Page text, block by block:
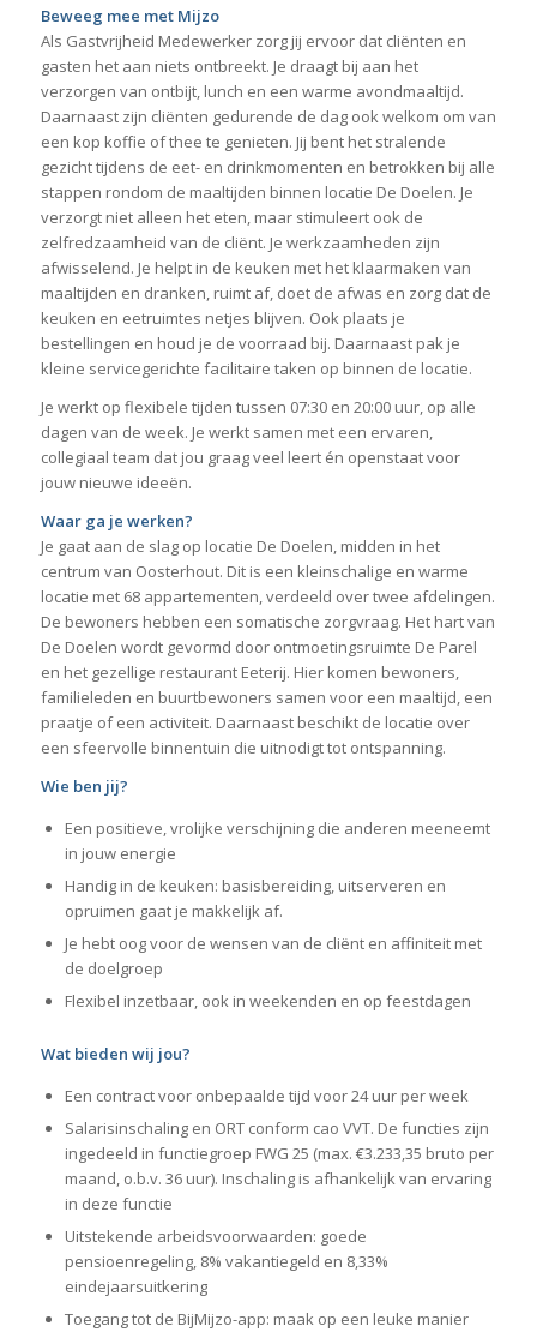
Beweeg mee met Mijzo
Als Gastvrijheid Medewerker zorg jij ervoor dat cliënten en
gasten het aan niets ontbreekt. Je draagt bij aan het
verzorgen van ontbijt, lunch en een warme avondmaaltijd.
Daarnaast zijn cliënten gedurende de dag ook welkom om van
een kop koffie of thee te genieten. Jij bent het stralende
gezicht tijdens de eet- en drinkmomenten en betrokken bij alle
stappen rondom de maaltijden binnen locatie De Doelen. Je
verzorgt niet alleen het eten, maar stimuleert ook de
zelfredzaamheid van de cliënt. Je werkzaamheden zijn
afwisselend. Je helpt in de keuken met het klaarmaken van
maaltijden en dranken, ruimt af, doet de afwas en zorg dat de
keuken en eetruimtes netjes blijven. Ook plaats je
bestellingen en houd je de voorraad bij. Daarnaast pak je
kleine servicegerichte facilitaire taken op binnen de locatie.
Je werkt op flexibele tijden tussen 07:30 en 20:00 uur, op alle
dagen van de week. Je werkt samen met een ervaren,
collegiaal team dat jou graag veel leert én openstaat voor
jouw nieuwe ideeën.
Waar ga je werken?
Je gaat aan de slag op locatie De Doelen, midden in het
centrum van Oosterhout. Dit is een kleinschalige en warme
locatie met 68 appartementen, verdeeld over twee afdelingen.
De bewoners hebben een somatische zorgvraag. Het hart van
De Doelen wordt gevormd door ontmoetingsruimte De Parel
en het gezellige restaurant Eeterij. Hier komen bewoners,
familieleden en buurtbewoners samen voor een maaltijd, een
praatje of een activiteit. Daarnaast beschikt de locatie over
een sfeervolle binnentuin die uitnodigt tot ontspanning.
Wie ben jij?
Een positieve, vrolijke verschijning die anderen meeneemt
in jouw energie
Handig in de keuken: basisbereiding, uitserveren en
opruimen gaat je makkelijk af.
Je hebt oog voor de wensen van de cliënt en affiniteit met
de doelgroep
Flexibel inzetbaar, ook in weekenden en op feestdagen
Wat bieden wij jou?
Een contract voor onbepaalde tijd voor 24 uur per week
Salarisinschaling en ORT conform cao VVT. De functies zijn
ingedeeld in functiegroep FWG 25 (max. €3.233,35 bruto per
maand, o.b.v. 36 uur). Inschaling is afhankelijk van ervaring
in deze functie
Uitstekende arbeidsvoorwaarden: goede
pensioenregeling, 8% vakantiegeld en 8,33%
eindejaarsuitkering
Toegang tot de BijMijzo-app: maak op een leuke manier